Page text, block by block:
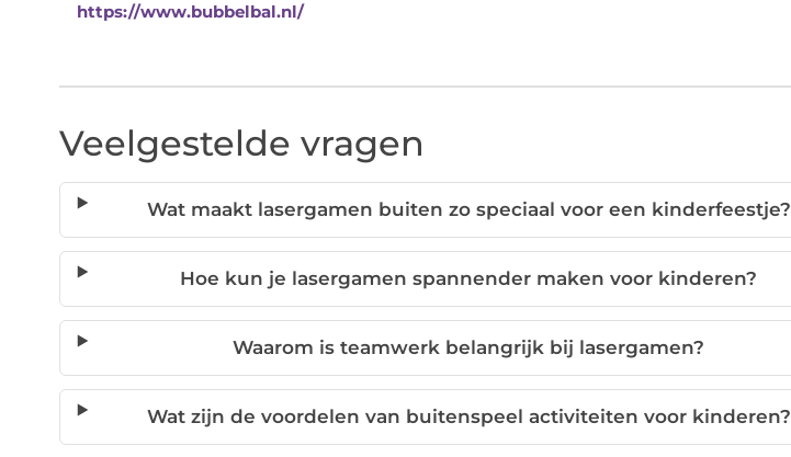
https://www.bubbelbal.nl/
Veelgestelde vragen
Wat maakt lasergamen buiten zo speciaal voor een kinderfeestje?
Hoe kun je lasergamen spannender maken voor kinderen?
Waarom is teamwerk belangrijk bij lasergamen?
Wat zijn de voordelen van buitenspeel activiteiten voor kinderen?